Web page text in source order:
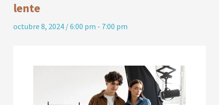
lente
octubre 8, 2024 / 6:00 pm - 7:00 pm